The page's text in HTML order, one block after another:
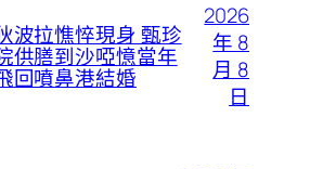
波拉憔悴現身 甄珍
供膳到沙啞憶當年
回噴鼻港結婚
2026
年 8
月 8
日